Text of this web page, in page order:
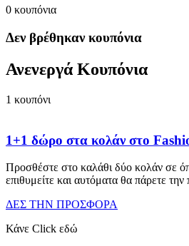
0 κουπόνια
Δεν βρέθηκαν κουπόνια
Ανενεργά Κουπόνια
1 κουπόνι
1+1 δώρo στα κολάν στο
Προσθέστε στο καλάθι δύο κολάν σε
επιθυμείτε και αυτόματα θα πάρετε
ΔΕΣ ΤΗΝ ΠΡΟΣΦΟΡΑ
Κάνε Click εδώ